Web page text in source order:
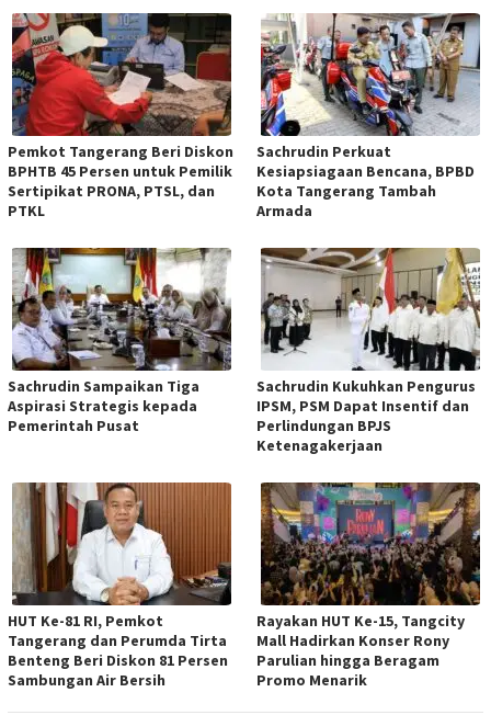
Pemkot Tangerang Beri Diskon
BPHTB 45 Persen untuk Pemilik
Sertipikat PRONA, PTSL, dan
PTKL
Sachrudin Perkuat
Kesiapsiagaan Bencana, BPBD
Kota Tangerang Tambah
Armada
Sachrudin Sampaikan Tiga
Aspirasi Strategis kepada
Pemerintah Pusat
Sachrudin Kukuhkan Pengurus
IPSM, PSM Dapat Insentif dan
Perlindungan BPJS
Ketenagakerjaan
HUT Ke-81 RI, Pemkot
Tangerang dan Perumda Tirta
Benteng Beri Diskon 81 Persen
Sambungan Air Bersih
Rayakan HUT Ke-15, Tangcity
Mall Hadirkan Konser Rony
Parulian hingga Beragam
Promo Menarik